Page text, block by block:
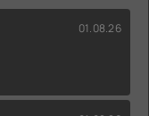
01.08.26